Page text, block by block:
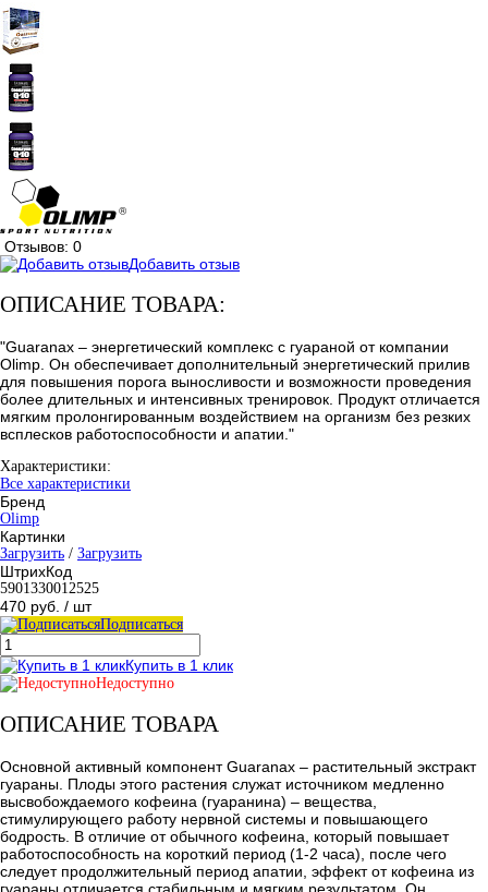
Отзывов: 0
Добавить отзыв
ОПИСАНИЕ ТОВАРА:
"Guaranax – энергетический комплекс с гуараной от компании
Olimp. Он обеспечивает дополнительный энергетический прилив
для повышения порога выносливости и возможности проведения
более длительных и интенсивных тренировок. Продукт отличается
мягким пролонгированным воздействием на организм без резких
всплесков работоспособности и апатии."
Характеристики:
Все характеристики
Бренд
Olimp
Картинки
Загрузить / Загрузить
ШтрихКод
5901330012525
470 руб. / шт
Подписаться
Купить в 1 клик
Недоступно
ОПИСАНИЕ ТОВАРА
Основной активный компонент Guaranax – растительный экстракт
гуараны. Плоды этого растения служат источником медленно
высвобождаемого кофеина (гуаранина) – вещества,
стимулирующего работу нервной системы и повышающего
бодрость. В отличие от обычного кофеина, который повышает
работоспособность на короткий период (1-2 часа), после чего
следует продолжительный период апатии, эффект от кофеина из
гуараны отличается стабильным и мягким результатом. Он